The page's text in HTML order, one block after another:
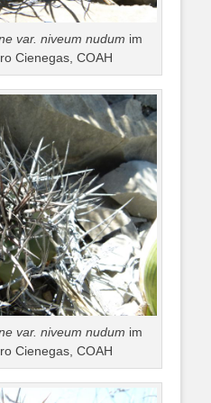
var. niveum nudum im
Cienegas, COAH
var. niveum nudum im
Cienegas, COAH